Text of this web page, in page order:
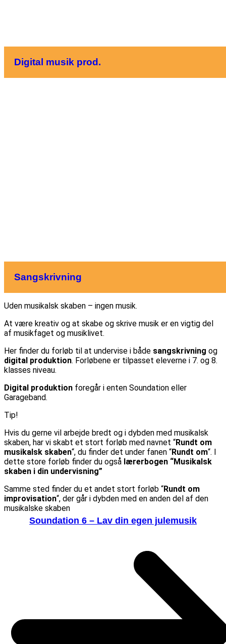
Digital musik prod.
Sangskrivning
Uden musikalsk skaben – ingen musik.
At være kreativ og at skabe og skrive musik er en vigtig del
af musikfaget og musiklivet.
Her finder du forløb til at undervise i både sangskrivning og
digital produktion. Forløbene er tilpasset eleverne i 7. og 8.
klasses niveau.
Digital produktion foregår i enten Soundation eller
Garageband.
Tip!
Hvis du gerne vil arbejde bredt og i dybden med musikalsk
skaben, har vi skabt et stort forløb med navnet “Rundt om
musikalsk skaben“, du finder det under fanen “Rundt om“. I
dette store forløb finder du også lærerbogen “Musikalsk
skaben i din undervisning”
Samme sted finder du et andet stort forløb “Rundt om
improvisation“, der går i dybden med en anden del af den
musikalske skaben
Soundation 6 – Lav din egen julemusik